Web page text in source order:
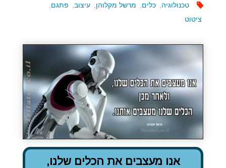
טכנולוגיה כלים מרשל מקלוהן עיצוב, פתגם
ציטוט
אנו מעצבים את הכלים שלנו,